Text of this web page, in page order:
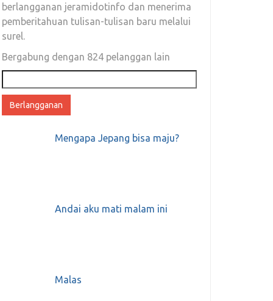
berlangganan jeramidotinfo dan menerima
pemberitahuan tulisan-tulisan baru melalui
surel.
Bergabung dengan 824 pelanggan lain
email
Mengapa Jepang bisa maju?
Andai aku mati malam ini
Malas